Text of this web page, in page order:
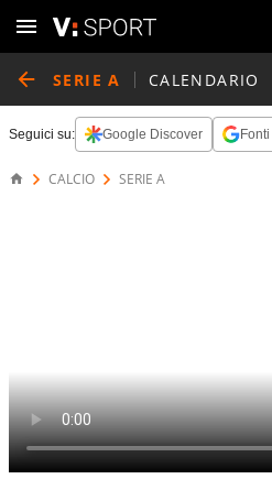
SERIE A CALENDARIO
Seguici su: Google Discover
CALCIO SERIE A